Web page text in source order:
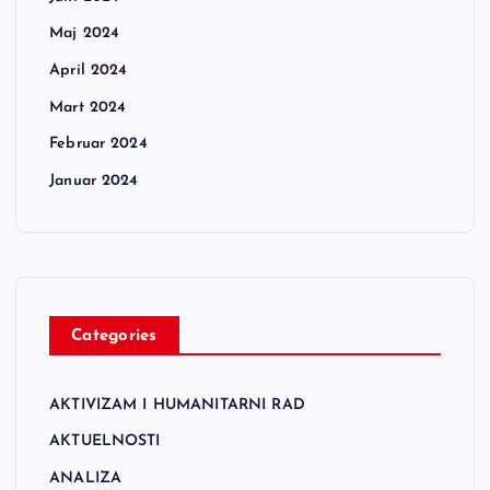
Maj 2024
April 2024
Mart 2024
Februar 2024
Januar 2024
Categories
AKTIVIZAM I HUMANITARNI RAD
AKTUELNOSTI
ANALIZA